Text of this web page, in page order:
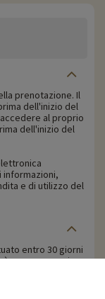
prenotazione. Il
dell'inizio del
al proprio
dell'inizio del
e di utilizzo del
entro 30 giorni
un promemoria